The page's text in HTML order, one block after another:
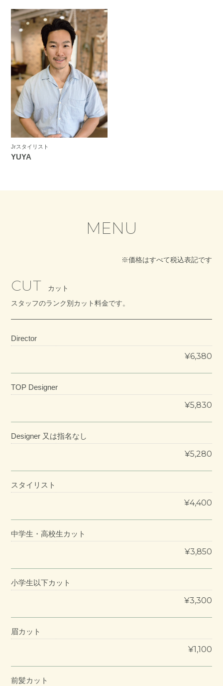
Jrスタイリスト
YUYA
MENU
※価格はすべて税込表記です
CUT
カット
スタッフのランク別カット料金です。
Director
¥6,380
TOP Designer
¥5,830
Designer 又は指名なし
¥5,280
スタイリスト
¥4,400
中学生・高校生カット
¥3,850
小学生以下カット
¥3,300
眉カット
¥1,100
前髪カット